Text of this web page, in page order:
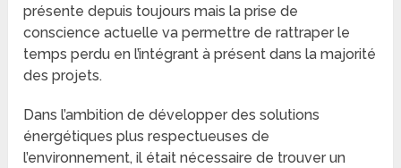
présente depuis toujours mais la prise de
conscience actuelle va permettre de rattraper le
temps perdu en l’intégrant à présent dans la majorité
des projets.
Dans l’ambition de développer des solutions
énergétiques plus respectueuses de
l’environnement, il était nécessaire de trouver un